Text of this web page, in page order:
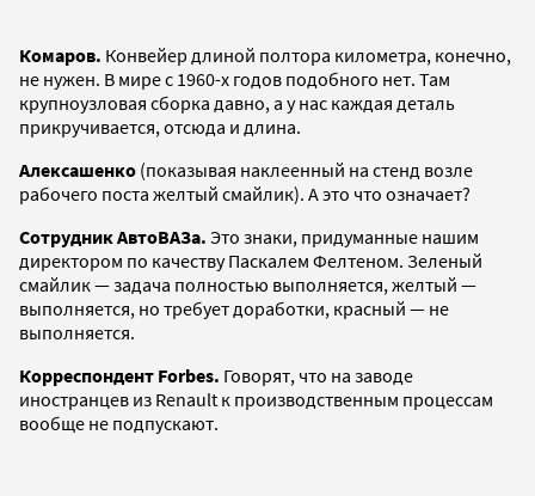
Комаров. Конвейер длиной полтора километра, конечно,
не нужен. В мире с 1960-х годов подобного нет. Там
крупноузловая сборка давно, а у нас каждая деталь
прикручивается, отсюда и длина.
Алексашенко (показывая наклеенный на стенд возле
рабочего поста желтый смайлик). А это что означает?
Сотрудник АвтоВАЗа. Это знаки, придуманные нашим
директором по качеству Паскалем Фелтеном. Зеленый
смайлик — задача полностью выполняется, желтый —
выполняется, но требует доработки, красный — не
выполняется.
Корреспондент Forbes. Говорят, что на заводе
иностранцев из Renault к производственным процессам
вообще не подпускают.